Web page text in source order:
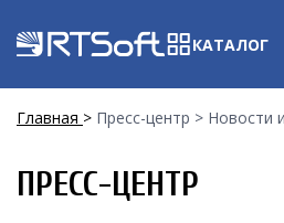
КАТАЛОГ
Главная Пресс-центр Новости
ПРЕСС-ЦЕНТР